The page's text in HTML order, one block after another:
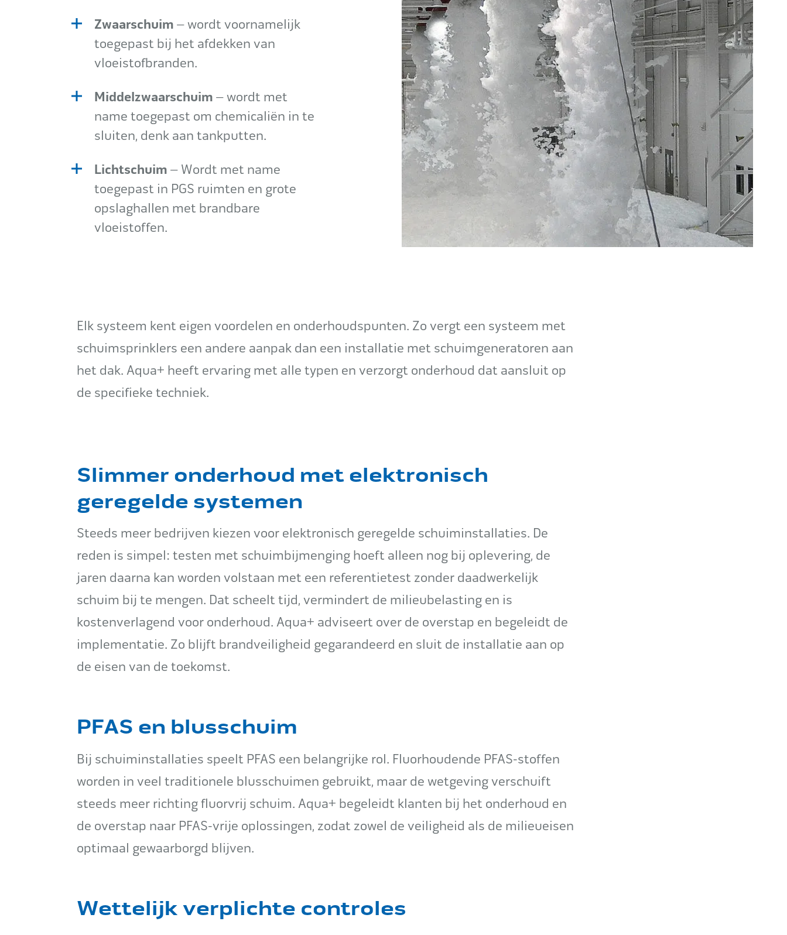
Zwaarschuim – wordt voornamelijk
toegepast bij het afdekken van
vloeistofbranden.
Middelzwaarschuim – wordt met
name toegepast om chemicaliën in te
sluiten, denk aan tankputten.
Lichtschuim – Wordt met name
toegepast in PGS ruimten en grote
opslaghallen met brandbare
vloeistoffen.
Elk systeem kent eigen voordelen en onderhoudspunten. Zo vergt een systeem met
schuimsprinklers een andere aanpak dan een installatie met schuimgeneratoren aan
het dak. Aqua+ heeft ervaring met alle typen en verzorgt onderhoud dat aansluit op
de specifieke techniek.
Slimmer onderhoud met elektronisch
geregelde systemen
Steeds meer bedrijven kiezen voor elektronisch geregelde schuiminstallaties. De
reden is simpel: testen met schuimbijmenging hoeft alleen nog bij oplevering, de
jaren daarna kan worden volstaan met een referentietest zonder daadwerkelijk
schuim bij te mengen. Dat scheelt tijd, vermindert de milieubelasting en is
kostenverlagend voor onderhoud. Aqua+ adviseert over de overstap en begeleidt de
implementatie. Zo blijft brandveiligheid gegarandeerd en sluit de installatie aan op
de eisen van de toekomst.
PFAS en blusschuim
Bij schuiminstallaties speelt PFAS een belangrijke rol. Fluorhoudende PFAS-stoffen
worden in veel traditionele blusschuimen gebruikt, maar de wetgeving verschuift
steeds meer richting fluorvrij schuim. Aqua+ begeleidt klanten bij het onderhoud en
de overstap naar PFAS-vrije oplossingen, zodat zowel de veiligheid als de milieueisen
optimaal gewaarborgd blijven.
Wettelijk verplichte controles